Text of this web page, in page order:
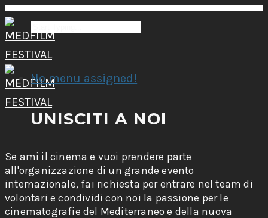
No menu assigned!
UNISCITI A NOI
Se ami il cinema e vuoi prendere parte
all'organizzazione di un grande evento
internazionale, fai richiesta per entrare nel team di
volontari e condividi con noi la passione per le
cinematografie del Mediterraneo e della nuova